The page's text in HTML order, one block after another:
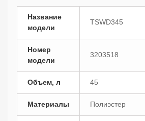
Название
модели
TSWD345
Номер
модели
3203518
Объем, л 45
Материалы Полиэстер